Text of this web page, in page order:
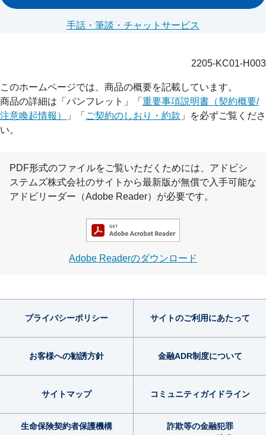
手話・筆談・チャットサービス
2205-KC01-H003
このホームページでは、商品の概要を記載しています。
商品の詳細は「パンフレット」「 重要事項説明書（契約概要/
注意喚起情報）
」「 ご契約のしおり・約款 」を必ずご覧くださ
い。
PDF形式のファイルをご覧いただくためには、アドビシ
ステムズ株式会社のサイトから最新版が無償で入手可能な
アドビリーダー（Adobe Reader）が必要です。
Adobe Readerのダウンロード
プライバシーポリシー サイトのご利用にあたって
お客様への勧誘方針 金融ADR制度について
サイトマップ コミュニティガイドライン
生命保険契約者保護機構
詐欺等の金融犯罪